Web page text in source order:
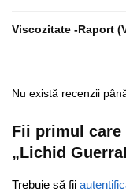
Viscozitate -Raport
Nu există recenzii
Fii primul
„Lichid
Trebuie să fii